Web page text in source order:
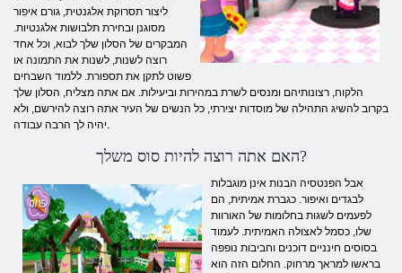
ליצור תסרוקת אלגנטית, גורם איפור
מסוגנן ובחירת תלבושות אלגנטיות.
המבקרים של הסלון שלך לבוא, וכל אחד
רוצה לשנות, לשנות את התמונה או
פשוט לתקן את תספורת. ללמוד השבחים
הלקוח, רצונותיהם ומנסים לשרת במהירות וביעילות. אם אתה מצליח, הסלון שלך
בקרוב להשיג התהילה של מוסדות יצירתי, כל הנשים של העיר אתה רוצה להירשם, ולא
יהיה לך הרבה עבודה.
האם אתה רוצה להיות סוס משלך?
אבל הפנטסיה הבנות אינן מוגבלות
לבגדים ואיפור. כגברת אמיתית, הם
לפעמים לשגות בחלומות של האורוות
שלו, כסמל לאצולה האמיתית. לעמוד
בסוסים חינניים דוכנים וחביבות נופפה
בראשו למראך מרחוק. החלום הזה הוא